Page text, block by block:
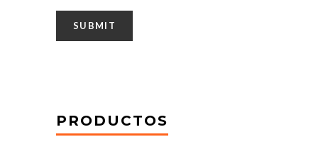
PRODUCTOS